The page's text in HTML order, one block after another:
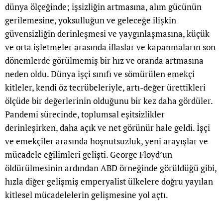
dünya ölçeğinde; işsizliğin artmasına, alım gücünün
gerilemesine, yoksulluğun ve geleceğe ilişkin
güvensizliğin derinleşmesi ve yaygınlaşmasına, küçük
ve orta işletmeler arasında iflaslar ve kapanmaların son
dönemlerde görülmemiş bir hız ve oranda artmasına
neden oldu. Dünya işçi sınıfı ve sömürülen emekçi
kitleler, kendi öz tecrübeleriyle, artı-değer ürettikleri
ölçüde bir değerlerinin olduğunu bir kez daha gördüler.
Pandemi sürecinde, toplumsal eşitsizlikler
derinleşirken, daha açık ve net görünür hale geldi. İşçi
ve emekçiler arasında hoşnutsuzluk, yeni arayışlar ve
mücadele eğilimleri gelişti. George Floyd’un
öldürülmesinin ardından ABD örneğinde görüldüğü gibi,
hızla diğer gelişmiş emperyalist ülkelere doğru yayılan
kitlesel mücadelelerin gelişmesine yol açtı.